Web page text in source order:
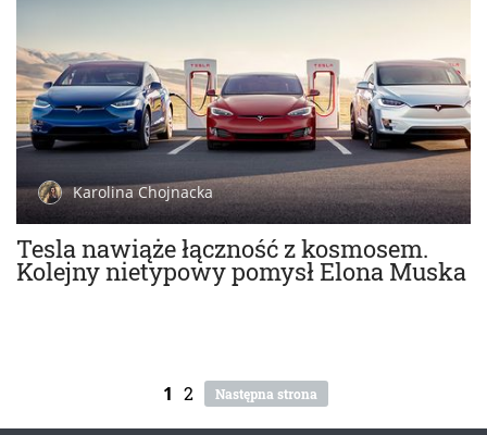
Tesla nawiąże łączność z kosmosem.
Kolejny nietypowy pomysł Elona Muska
Karolina Chojnacka
1 2 Następna strona